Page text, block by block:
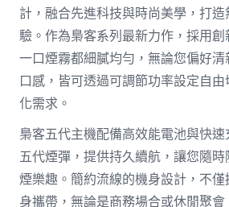
計，融合先進科技與時尚美學，打
驗。作為梟客系列最新力作，採用
一口煙霧都細膩均勻，無論您偏好
口感，皆可透過可調節功率設定自
化需求。
梟客五代主機配備高效能電池與快
五代煙彈，提供持久續航，讓您隨
煙樂趣。簡約流線的機身設計，不
身攜帶，無論是商務場合或休閒聚